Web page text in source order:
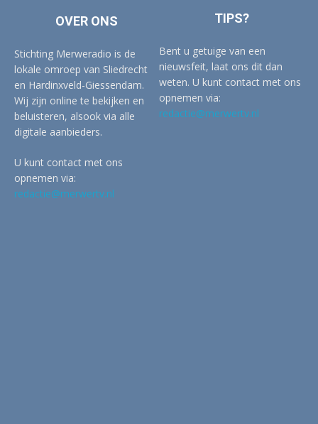
OVER ONS
Stichting Merweradio is de
lokale omroep van Sliedrecht
en Hardinxveld-Giessendam.
Wij zijn online te bekijken en
beluisteren, alsook via alle
digitale aanbieders.
U kunt contact met ons
opnemen via:
redactie@merwertv.nl
TIPS?
Bent u getuige van een
nieuwsfeit, laat ons dit dan
weten. U kunt contact met ons
opnemen via:
redactie@merwertv.nl